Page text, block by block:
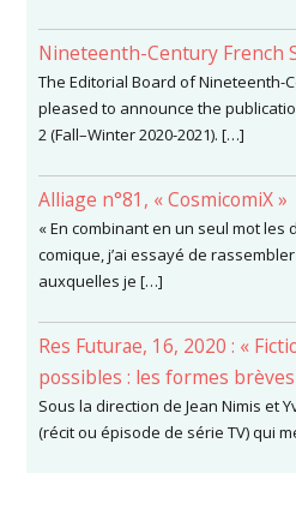
Nineteenth-Century French
The Editorial Board of Nineteenth-
pleased to announce the
2 (Fall–Winter 2020-2021). […]
Alliage n°81, « CosmicomiX »
« En combinant en un seul mot
comique, j’ai essayé de
auxquelles je […]
Res Futurae, 16, 2020 : «
possibles : les formes
Sous la direction de Jean Nimis et
(récit ou épisode de série TV) qui